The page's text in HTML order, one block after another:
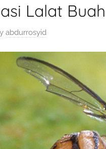
Lalat
abdurrosyid